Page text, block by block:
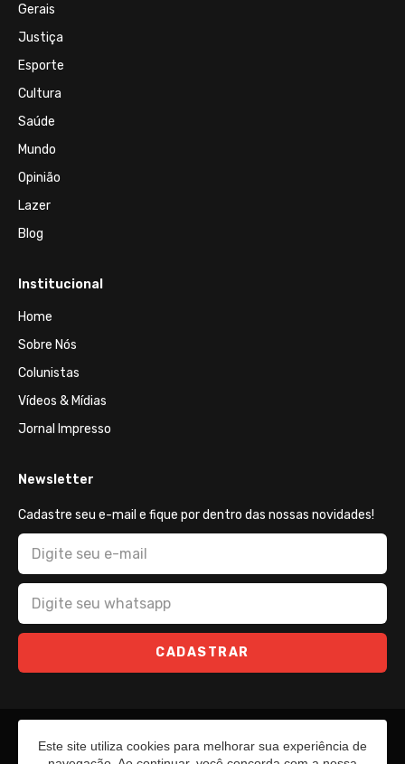
Gerais
Justiça
Esporte
Cultura
Saúde
Mundo
Opinião
Lazer
Blog
Institucional
Home
Sobre Nós
Colunistas
Vídeos & Mídias
Jornal Impresso
Newsletter
Cadastre seu e-mail e fique por dentro das nossas novidades!
CADASTRAR
Este site utiliza cookies para melhorar sua experiência de